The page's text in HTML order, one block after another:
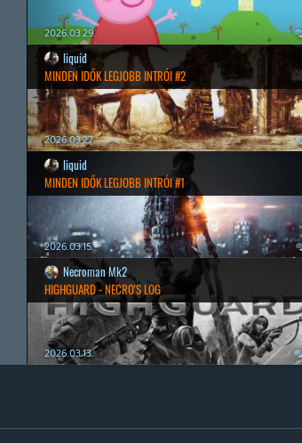
2026.03.29.
liquid
MINDEN IDŐK LEGJOBB INTRÓI #2
2026.03.27.
liquid
MINDEN IDŐK LEGJOBB INTRÓI #1
2026.03.15.
Necroman Mk2
HIGHGUARD - NECRO'S LOG
2026.03.13.